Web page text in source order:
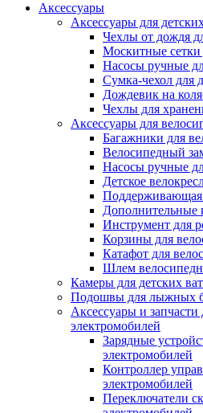
Аксессуары
Аксессуары для
Чехлы от дождя
Москитные сетки
Насосы ручные
Сумка-чехол для
Дождевик на
Чехлы для
Аксессуары для
Багажники для
Велосипедный
Насосы ручные
Детское
Поддерживающая
Дополнительные
Инструмент для
Корзины для
Катафот для
Шлем
Камеры для детских
Подошвы для лыжных
Аксессуары и запчасти
электромобилей
Зарядные
электромобилей
Контроллер
электромобилей
Переключатели